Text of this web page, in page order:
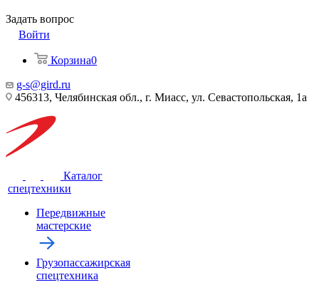
Задать вопрос
Войти
Корзина0
g-s@gird.ru
456313, Челябинская обл., г. Миасс, ул. Севастопольская, 1а
Каталог
спецтехники
Передвижные
мастерские
Грузопассажирская
спецтехника